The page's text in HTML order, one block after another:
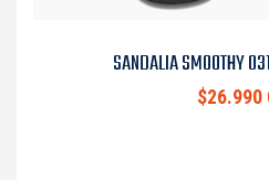
SANDALIA SMOOTHY
$26.990